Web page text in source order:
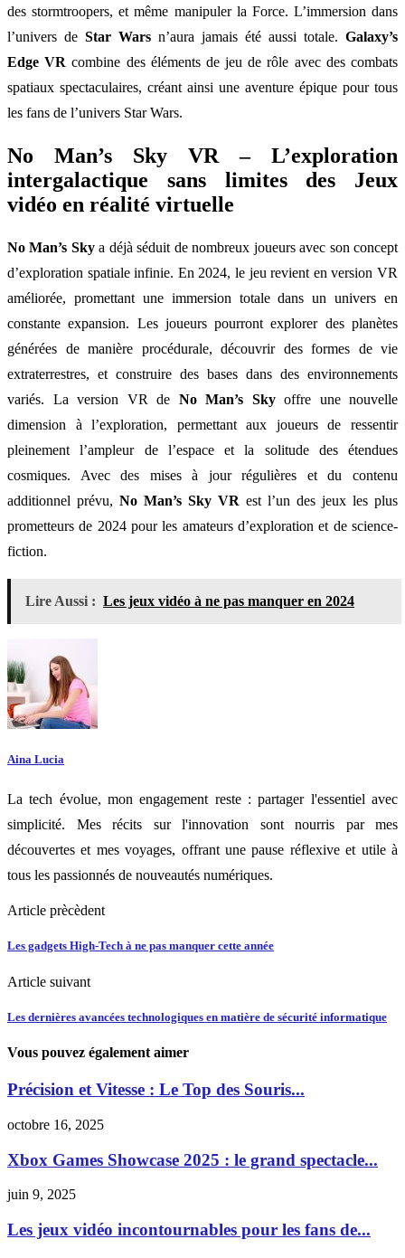
des stormtroopers, et même manipuler la Force. L’immersion dans
l’univers de Star Wars n’aura jamais été aussi totale. Galaxy’s
Edge VR combine des éléments de jeu de rôle avec des combats
spatiaux spectaculaires, créant ainsi une aventure épique pour tous
les fans de l’univers Star Wars.
No Man’s Sky VR – L’exploration
intergalactique sans limites des Jeux
vidéo en réalité virtuelle
No Man’s Skya déjà séduit de nombreux joueurs avec son concept
d’exploration spatiale infinie. En 2024, le jeu revient en version VR
améliorée, promettant une immersion totale dans un univers en
constante expansion. Les joueurs pourront explorer des planètes
générées de manière procédurale, découvrir des formes de vie
extraterrestres, et construire des bases dans des environnements
variés. La version VR de No Man’s Skyoffre une nouvelle
dimension à l’exploration, permettant aux joueurs de ressentir
pleinement l’ampleur de l’espace et la solitude des étendues
cosmiques. Avec des mises à jour régulières et du contenu
additionnel prévu, No Man’s Sky VR est l’un des jeux les plus
prometteurs de 2024 pour les amateurs d’exploration et de science-
fiction.
Lire Aussi : Les jeux vidéo à ne pas manquer en 2024
Aina Lucia
La tech évolue, mon engagement reste : partager l'essentiel avec
simplicité. Mes récits sur l'innovation sont nourris par mes
découvertes et mes voyages, offrant une pause réflexive et utile à
tous les passionnés de nouveautés numériques.
Article prècèdent
Les gadgets High-Tech à ne pas manquer cette année
Article suivant
Les dernières avancées technologiques en matière de sécurité informatique
Vous pouvez également aimer
Précision et Vitesse : Le Top des Souris...
octobre 16, 2025
Xbox Games Showcase 2025 : le grand spectacle...
juin 9, 2025
Les jeux vidéo incontournables pour les fans de...